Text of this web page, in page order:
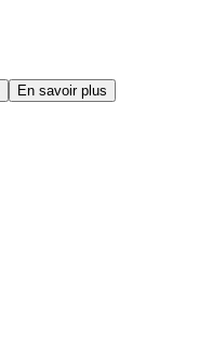
En savoir plus